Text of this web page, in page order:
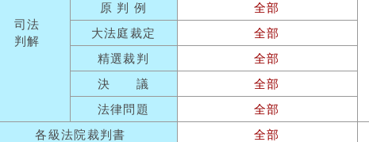
司法
判解
原 判 例
全部
大法庭裁定
全部
精選裁判
全部
決 議
全部
法律問題
全部
各級法院裁判書
全部